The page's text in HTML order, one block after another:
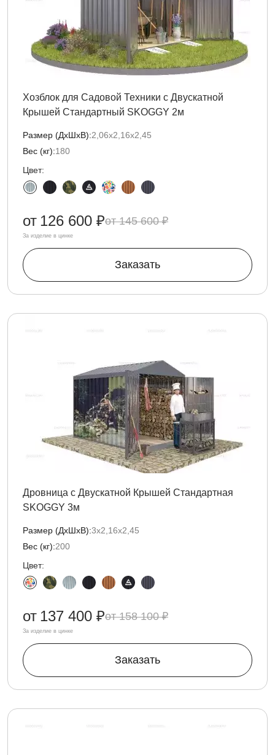
Хозблок для Садовой Техники с Двускатной
Крышей Стандартный SKOGGY 2м
Размер (ДxШxВ):2,06х2,16х2,45
Вес (кг):180
Цвет:
145 600 ₽
от 126 600 ₽
За изделие в цинке
Заказать
Дровница с Двускатной Крышей Стандартная
SKOGGY 3м
Размер (ДxШxВ):3х2,16х2,45
Вес (кг):200
Цвет:
158 100 ₽
от 137 400 ₽
За изделие в цинке
Заказать